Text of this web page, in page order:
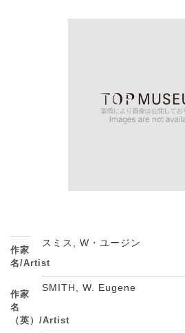
作家
名/Artist
スミス, W・ユージン
作家
名
（英）/Artist
SMITH, W. Eugene